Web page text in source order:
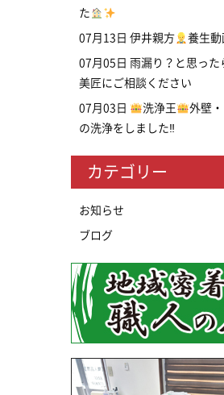
た
07月13日 伊井親方 養生動
07月05日 雨漏り？と思っ
美匠にご相談ください
07月03日 洗浄王
外壁
の洗浄をしました‼
カテゴリー
お知らせ
ブログ